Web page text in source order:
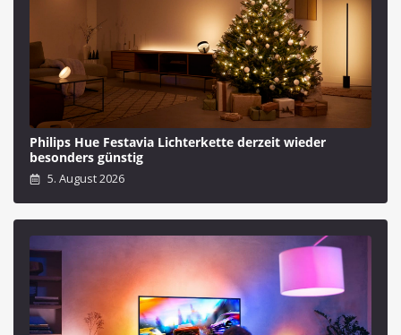
Philips Hue Festavia Lichterkette derzeit wieder
besonders günstig
5. August 2026